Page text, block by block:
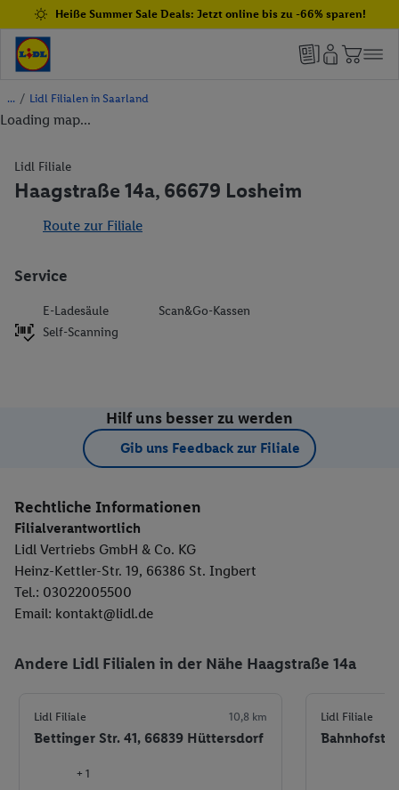
Heiße Summer Sale Deals: Jetzt online bis zu -66% sparen!
/ Lidl Filialen in Saarland
Loading map...
Lidl Filiale
Haagstraße 14a, 66679 Losheim
Route zur Filiale
Service
E-Ladesäule
Scan&Go-Kassen
Self-Scanning
Hilf uns besser zu werden
Gib uns Feedback zur Filiale
Rechtliche Informationen
Filialverantwortlich
Lidl Vertriebs GmbH & Co. KG
Heinz-Kettler-Str. 19, 66386 St. Ingbert
Tel.: 03022005500
Email: kontakt@lidl.de
Andere Lidl Filialen in der Nähe Haagstraße 14a
Lidl Filiale 10,8 km
Bettinger Str. 41, 66839 Hüttersdorf
+ 1
Lidl Filiale
Bahnhofstr.